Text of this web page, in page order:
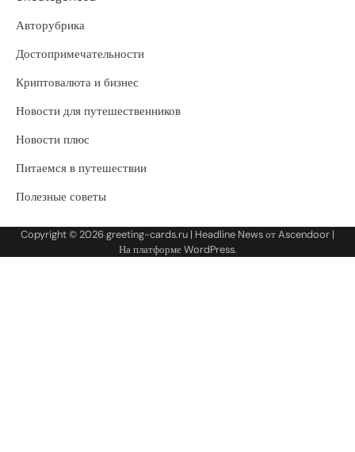
Авторубрика
Достопримечательности
Криптовалюта и бизнес
Новости для путешественников
Новости плюс
Питаемся в путешествии
Полезные советы
Copyright © 2026greeting-cards.ru | Headline News отAscendoor |
На платформеWordPress.